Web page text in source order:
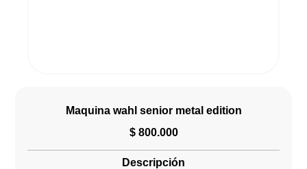
Maquina wahl senior metal edition
$800.000
Descripción